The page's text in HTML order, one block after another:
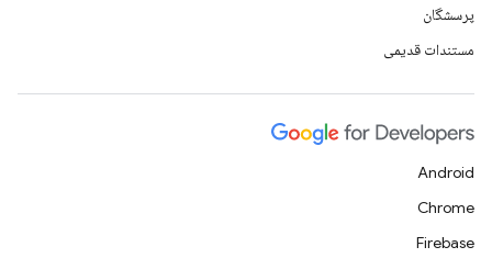
پرسشگان
مستندات قدیمی
Android
Chrome
Firebase